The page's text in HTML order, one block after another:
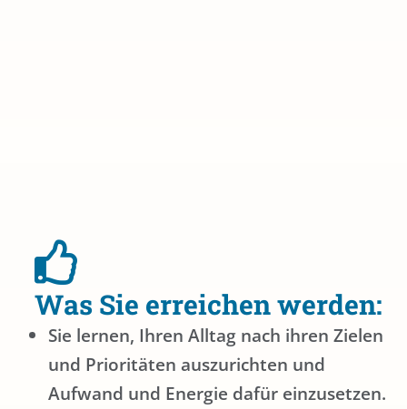
Was Sie erreichen werden:
Sie lernen, Ihren Alltag nach ihren Zielen
und Prioritäten auszurichten und
Aufwand und Energie dafür einzusetzen.